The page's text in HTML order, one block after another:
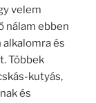
velem
nálam ebben
és
Többek
kutyás,
és